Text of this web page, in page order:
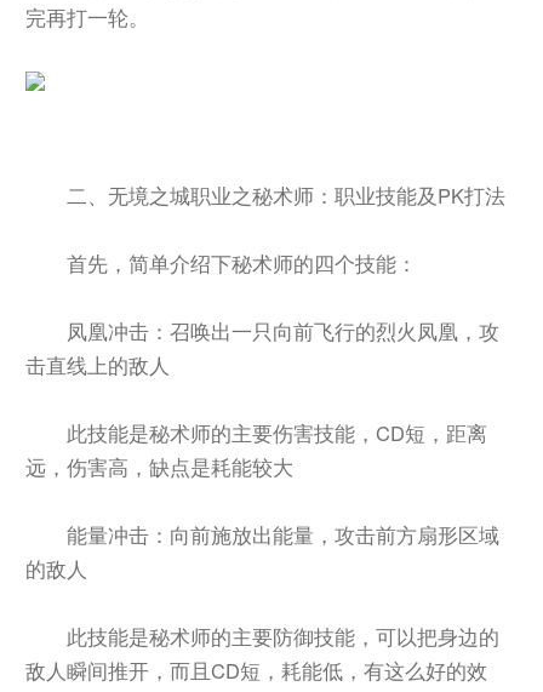
完再打一轮。
二、无境之城职业之秘术师：职业技能及PK打法
首先，简单介绍下秘术师的四个技能：
凤凰冲击：召唤出一只向前飞行的烈火凤凰，攻
击直线上的敌人
此技能是秘术师的主要伤害技能，CD短，距离
远，伤害高，缺点是耗能较大
能量冲击：向前施放出能量，攻击前方扇形区域
的敌人
此技能是秘术师的主要防御技能，可以把身边的
敌人瞬间推开，而且CD短，耗能低，有这么好的效